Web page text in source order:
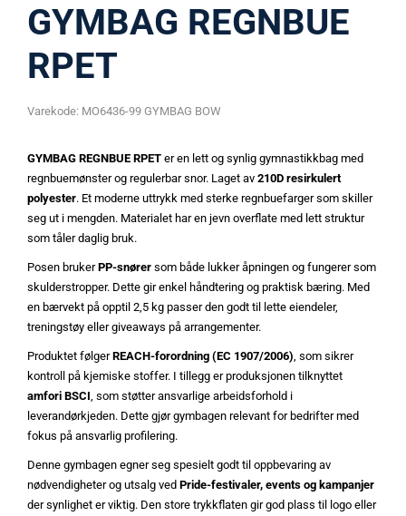
GYMBAG REGNBUE
RPET
Varekode: MO6436-99 GYMBAG BOW
GYMBAG REGNBUE RPET er en lett og synlig gymnastikkbag med
regnbuemønster og regulerbar snor. Laget av 210D resirkulert
polyester. Et moderne uttrykk med sterke regnbuefarger som skiller
seg ut i mengden. Materialet har en jevn overflate med lett struktur
som tåler daglig bruk.
Posen brukerPP-snører som både lukker åpningen og fungerer som
skulderstropper. Dette gir enkel håndtering og praktisk bæring. Med
en bærvekt på opptil 2,5 kg passer den godt til lette eiendeler,
treningstøy eller giveaways på arrangementer.
Produktet følgerREACH-forordning (EC 1907/2006), som sikrer
kontroll på kjemiske stoffer. I tillegg er produksjonen tilknyttet
amfori BSCI, som støtter ansvarlige arbeidsforhold i
leverandørkjeden. Dette gjør gymbagen relevant for bedrifter med
fokus på ansvarlig profilering.
Denne gymbagen egner seg spesielt godt til oppbevaring av
nødvendigheter og utsalg ved Pride-festivaler, events og kampanjer
der synlighet er viktig. Den store trykkflaten gir god plass til logo eller